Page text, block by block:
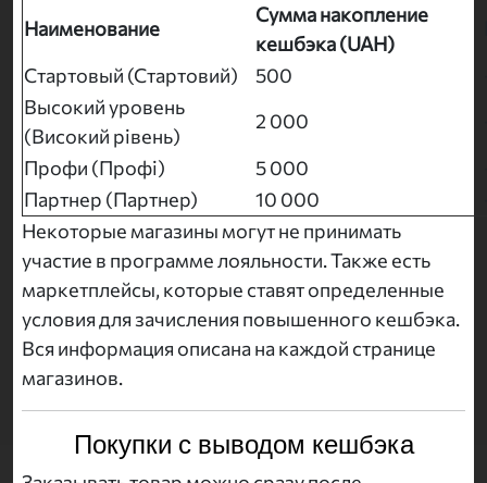
Наименование
Сумма накопление
кешбэка (UAH)
Стартовый (Стартовий)
500
Высокий уровень
(Високий рівень)
2 000
Профи (Профі)
5 000
Партнер (Партнер)
10 000
Некоторые магазины могут не принимать
участие в программе лояльности. Также есть
маркетплейсы, которые ставят определенные
условия для зачисления повышенного кешбэка.
Вся информация описана на каждой странице
магазинов.
Покупки с выводом кешбэка